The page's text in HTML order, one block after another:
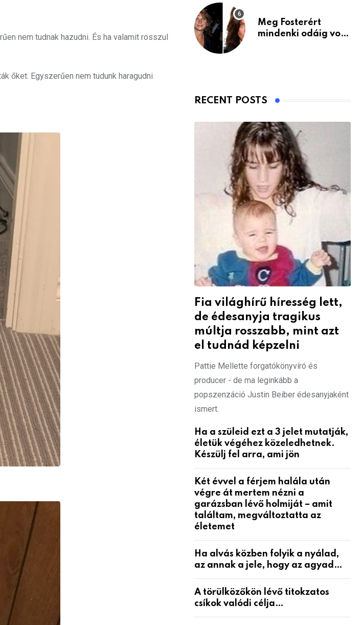
nem tudnak hazudni. És ha valamit rosszul
őket. Egyszerűen nem tudunk haragudni
Meg Fosterért
mindenki odáig volt
RECENT POSTS
Fia világhírű híresség lett,
de édesanyja tragikus
múltja rosszabb, mint azt
el tudnád képzelni
Pattie Mellette forgatókönyvíró és
producer - de ma leginkább a
popszenzáció Justin Beiber édesanyjaként
ismert.
Ha a szüleid ezt a 3 jelet mutatják,
életük végéhez közeledhetnek.
Készülj fel arra, ami jön
Két évvel a férjem halála után
végre át mertem nézni a
garázsban lévő holmiját – amit
találtam, megváltoztatta az
életemet
Ha alvás közben folyik a nyálad,
az annak a jele, hogy az agyad…
A törülközőkön lévő titokzatos
csíkok valódi célja…